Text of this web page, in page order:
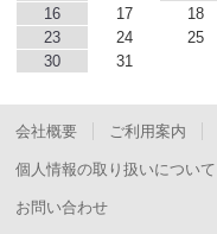
16
17 18
23
24 25
30
31
会社概要 ご利用案内
個人情報の取り扱いについて
お問い合わせ